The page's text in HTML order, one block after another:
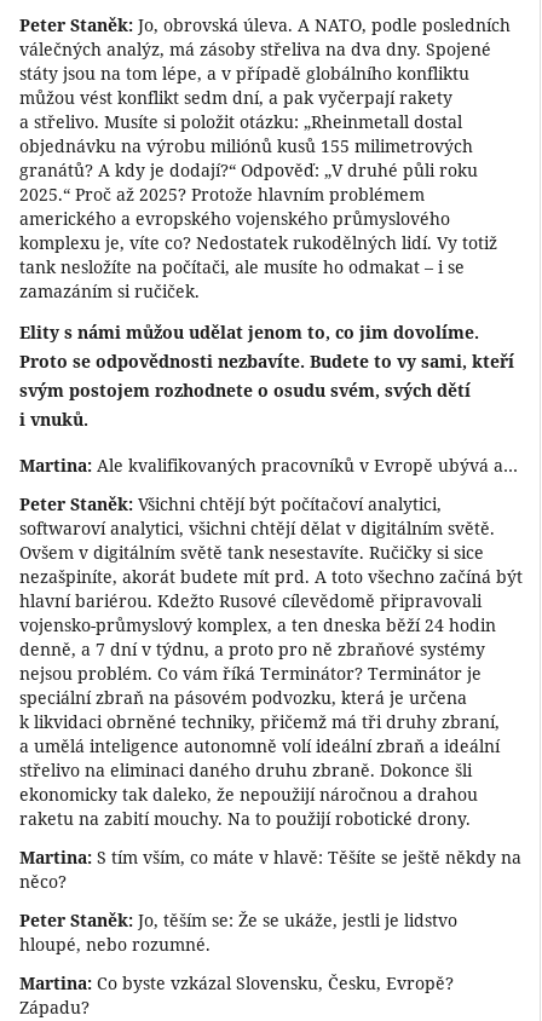
Peter Staněk: Jo, obrovská úleva. A NATO, podle posledních
válečných analýz, má zásoby střeliva na dva dny. Spojené
státy jsou na tom lépe, a v případě globálního konfliktu
můžou vést konflikt sedm dní, a pak vyčerpají rakety
a střelivo. Musíte si položit otázku: „Rheinmetall dostal
objednávku na výrobu miliónů kusů 155 milimetrových
granátů? A kdy je dodají?“ Odpověď: „V druhé půli roku
2025.“ Proč až 2025? Protože hlavním problémem
amerického a evropského vojenského průmyslového
komplexu je, víte co? Nedostatek rukodělných lidí. Vy totiž
tank nesložíte na počítači, ale musíte ho odmakat – i se
zamazáním si ručiček.
Elity s námi můžou udělat jenom to, co jim dovolíme.
Proto se odpovědnosti nezbavíte. Budete to vy sami, kteří
svým postojem rozhodnete o osudu svém, svých dětí
i vnuků.
Martina: Ale kvalifikovaných pracovníků v Evropě ubývá a…
Peter Staněk: Všichni chtějí být počítačoví analytici,
softwaroví analytici, všichni chtějí dělat v digitálním světě.
Ovšem v digitálním světě tank nesestavíte. Ručičky si sice
nezašpiníte, akorát budete mít prd. A toto všechno začíná být
hlavní bariérou. Kdežto Rusové cílevědomě připravovali
vojensko-průmyslový komplex, a ten dneska běží 24 hodin
denně, a 7 dní v týdnu, a proto pro ně zbraňové systémy
nejsou problém. Co vám říká Terminátor? Terminátor je
speciální zbraň na pásovém podvozku, která je určena
k likvidaci obrněné techniky, přičemž má tři druhy zbraní,
a umělá inteligence autonomně volí ideální zbraň a ideální
střelivo na eliminaci daného druhu zbraně. Dokonce šli
ekonomicky tak daleko, že nepoužijí náročnou a drahou
raketu na zabití mouchy. Na to použijí robotické drony.
Martina: S tím vším, co máte v hlavě: Těšíte se ještě někdy na
něco?
Peter Staněk: Jo, těším se: Že se ukáže, jestli je lidstvo
hloupé, nebo rozumné.
Martina: Co byste vzkázal Slovensku, Česku, Evropě?
Západu?